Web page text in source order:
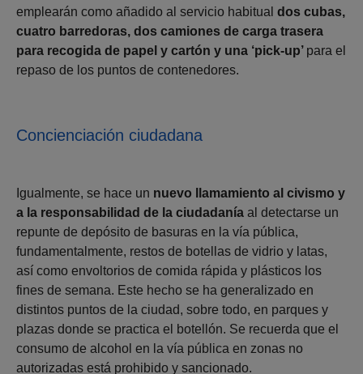
emplearán como añadido al servicio habitual dos cubas,
cuatro barredoras, dos camiones de carga trasera
para recogida de papel y cartón y una ‘pick-up’ para el
repaso de los puntos de contenedores.
Concienciación ciudadana
Igualmente, se hace un nuevo llamamiento al civismo y
a la responsabilidad de la ciudadanía al detectarse un
repunte de depósito de basuras en la vía pública,
fundamentalmente, restos de botellas de vidrio y latas,
así como envoltorios de comida rápida y plásticos los
fines de semana. Este hecho se ha generalizado en
distintos puntos de la ciudad, sobre todo, en parques y
plazas donde se practica el botellón. Se recuerda que el
consumo de alcohol en la vía pública en zonas no
autorizadas está prohibido y sancionado.